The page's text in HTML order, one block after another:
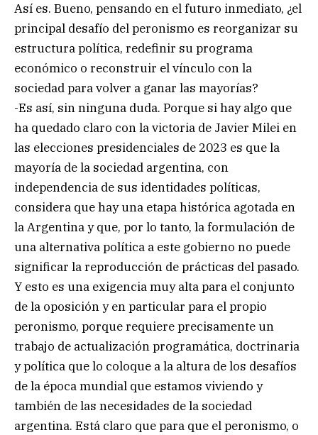
Así es. Bueno, pensando en el futuro inmediato, ¿el
principal desafío del peronismo es reorganizar su
estructura política, redefinir su programa
económico o reconstruir el vínculo con la
sociedad para volver a ganar las mayorías?
-Es así, sin ninguna duda. Porque si hay algo que
ha quedado claro con la victoria de Javier Milei en
las elecciones presidenciales de 2023 es que la
mayoría de la sociedad argentina, con
independencia de sus identidades políticas,
considera que hay una etapa histórica agotada en
la Argentina y que, por lo tanto, la formulación de
una alternativa política a este gobierno no puede
significar la reproducción de prácticas del pasado.
Y esto es una exigencia muy alta para el conjunto
de la oposición y en particular para el propio
peronismo, porque requiere precisamente un
trabajo de actualización programática, doctrinaria
y política que lo coloque a la altura de los desafíos
de la época mundial que estamos viviendo y
también de las necesidades de la sociedad
argentina. Está claro que para que el peronismo, o